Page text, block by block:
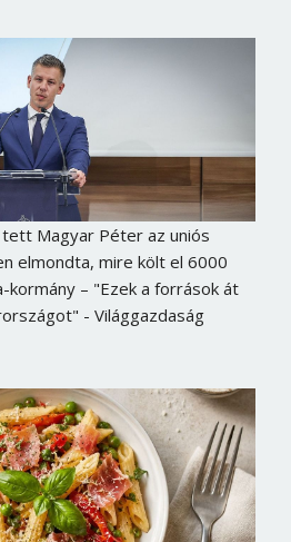
Magyar Péter az uniós
elmondta, mire költ el 6000
– "Ezek a források át
- Világgazdaság